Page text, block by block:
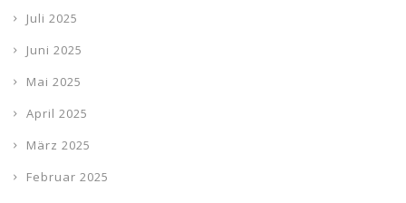
Juli 2025
Juni 2025
Mai 2025
April 2025
März 2025
Februar 2025